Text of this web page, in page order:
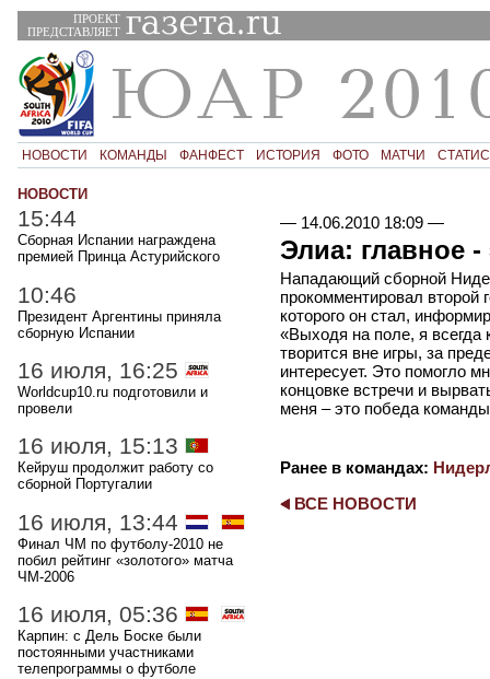
ПРОЕКТ
ПРЕДСТАВЛЯЕТ
НОВОСТИ КОМАНДЫ ФАНФЕСТ ИСТОРИЯ ФОТО МАТЧИ
— 14.06.2010 18:09—
Элиа: главное
Нападающий сборной
прокомментировал второй
которого он стал,
«Выходя на поле, я всегда
творится вне игры, за
интересует. Это помогло
концовке встречи и
меня – это победа
Ранее в командах:
ВСЕ НОВОСТИ
НОВОСТИ
15:44
Сборная Испании награждена
премией Принца Астурийского
10:46
Президент Аргентины приняла
сборную Испании
16 июля, 16:25
Worldcup10.ru подготовили и
провели
16 июля, 15:13
Кейруш продолжит работу со
сборной Португалии
16 июля, 13:44
Финал ЧМ по футболу-2010 не
побил рейтинг «золотого» матча
ЧМ-2006
16 июля, 05:36
Карпин: с Дель Боске были
постоянными участниками
телепрограммы о футболе